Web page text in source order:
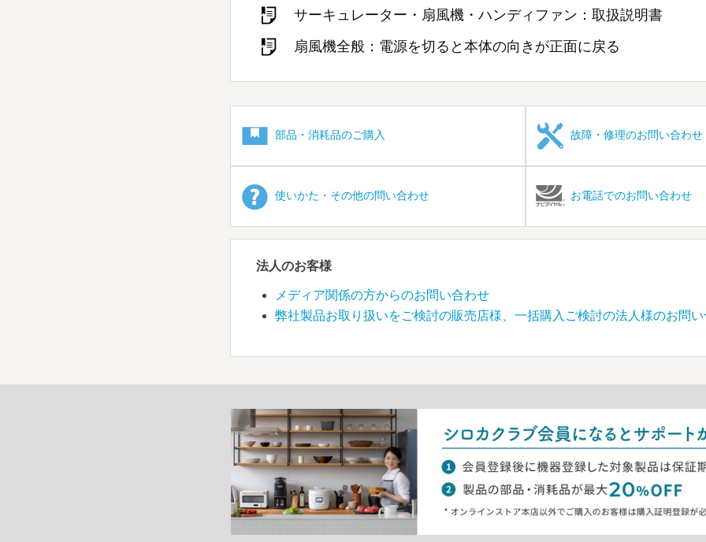
サーキュレーター・扇風機・ハンディファン：取扱説明書
扇風機全般：電源を切ると本体の向きが正面に戻る
部品・消耗品のご購入 故障・修理のお問い合わせ
使いかた・その他の問い合わせ お電話でのお問い合わせ
法人のお客様
メディア関係の方からのお問い合わせ
弊社製品お取り扱いをご検討の販売店様、一括購入ご検討の法人様のお問